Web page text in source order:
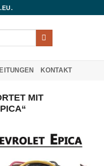
KONTAKT
MIT